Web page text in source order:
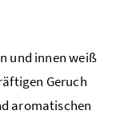
und innen weiß
Geruch
aromatischen